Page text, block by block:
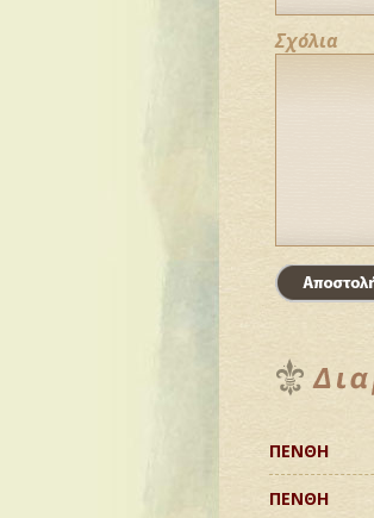
Σχόλια
ΠΕΝΘΗ
ΠΕΝΘΗ